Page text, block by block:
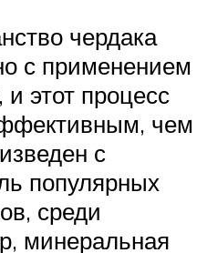
чердака
с применением
и этот процесс
чем
с
популярных
среди
минеральная